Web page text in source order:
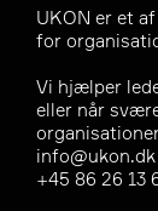
UKON er et
for
Vi hjælper
eller når
info@ukon.dk
+45 86 26 13